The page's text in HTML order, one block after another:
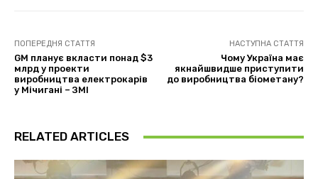
ПОПЕРЕДНЯ СТАТТЯ
GM планує вкласти понад $3
млрд у проекти
виробництва електрокарів
у Мічигані – ЗМІ
НАСТУПНА СТАТТЯ
Чому Україна має
якнайшвидше приступити
до виробництва біометану?
RELATED ARTICLES